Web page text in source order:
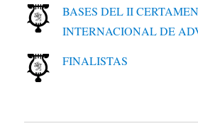
BASES DEL II
INTERNACIONAL DE
FINALISTAS